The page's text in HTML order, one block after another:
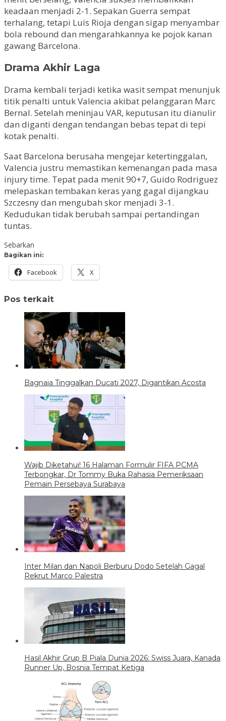
keadaan menjadi 2-1. Sepakan Guerra sempat
terhalang, tetapi Luis Rioja dengan sigap menyambar
bola rebound dan mengarahkannya ke pojok kanan
gawang Barcelona.
Drama Akhir Laga
Drama kembali terjadi ketika wasit sempat menunjuk
titik penalti untuk Valencia akibat pelanggaran Marc
Bernal. Setelah meninjau VAR, keputusan itu dianulir
dan diganti dengan tendangan bebas tepat di tepi
kotak penalti.
Saat Barcelona berusaha mengejar ketertinggalan,
Valencia justru memastikan kemenangan pada masa
injury time. Tepat pada menit 90+7, Guido Rodriguez
melepaskan tembakan keras yang gagal dijangkau
Szczesny dan mengubah skor menjadi 3-1.
Kedudukan tidak berubah sampai pertandingan
tuntas.
Sebarkan
Bagikan ini:
Facebook X
Pos terkait
Bagnaia Tinggalkan Ducati 2027, Digantikan Acosta
Wajib Diketahui! 16 Halaman Formulir FIFA PCMA
Terbongkar, Dr Tommy Buka Rahasia Pemeriksaan
Pemain Persebaya Surabaya
Inter Milan dan Napoli Berburu Dodo Setelah Gagal
Rekrut Marco Palestra
Hasil Akhir Grup B Piala Dunia 2026: Swiss Juara, Kanada
Runner Up, Bosnia Tempat Ketiga